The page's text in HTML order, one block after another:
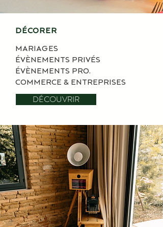
DÉCORER
MARIAGES
ÉVÈNEMENTS PRIVÉS
ÉVÈNEMENTS PRO.
COMMERCE & ENTREPRISES
DÉCOUVRIR